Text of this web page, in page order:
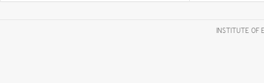
INSTITUTE OF